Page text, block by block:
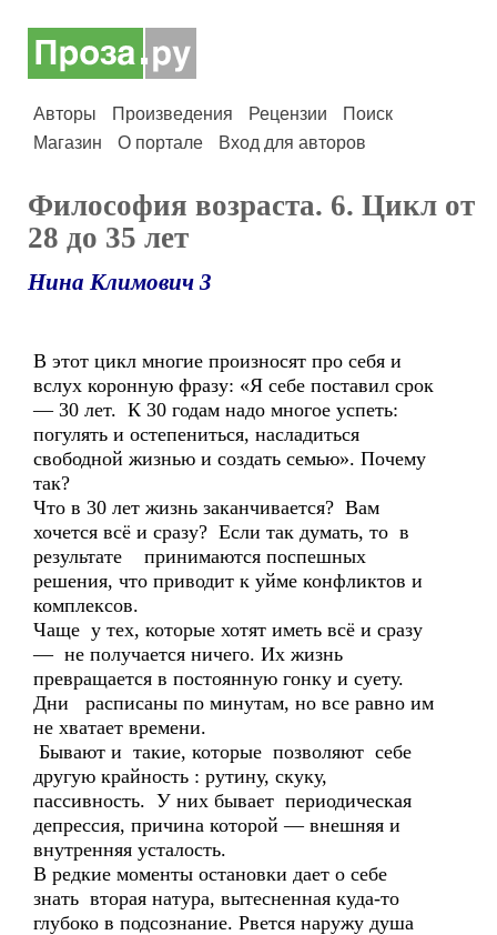
Авторы Произведения Рецензии
Поиск
Магазин
О портале Вход для авторов
Философия возраста. 6. Цикл от
28 до 35 лет
Нина Климович 3
В этот цикл многие произносят про себя и
вслух коронную фразу: «Я себе поставил срок
— 30 лет. К 30 годам надо многое успеть:
погулять и остепениться, насладиться
свободной жизнью и создать семью». Почему
так?
Что в 30 лет жизнь заканчивается? Вам
хочется всё и сразу? Если так думать, то в
результате принимаются поспешных
решения, что приводит к уйме конфликтов и
комплексов.
Чаще у тех, которые хотят иметь всё и сразу
— не получается ничего. Их жизнь
превращается в постоянную гонку и суету.
Дни расписаны по минутам, но все равно им
не хватает времени.
Бывают и такие, которые позволяют себе
другую крайность : рутину, скуку,
пассивность. У них бывает периодическая
депрессия, причина которой — внешняя и
внутренняя усталость.
В редкие моменты остановки дает о себе
знать вторая натура, вытесненная куда-то
глубоко в подсознание. Рвется наружу душа